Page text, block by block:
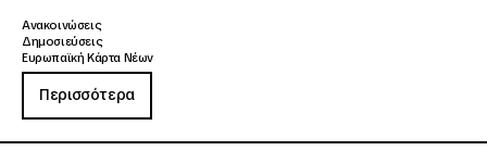
Ανακοινώσεις
Δημοσιεύσεις
Ευρωπαϊκή Κάρτα Νέων
Περισσότερα